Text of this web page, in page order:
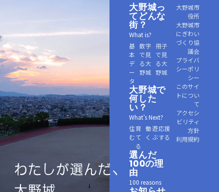
大野城っ
てどんな
街？
What is?
基
本
デ
ー
タ
数字
で見
る大
野城
冊子
で見
る大
野城
大野城で
何した
い？
What’s Next?
住
む
育
て
る
働
く
遊
ぶ
応援
する
選んだ
100の理
由
100 reasons
大野城市
役所
大野城市
にぎわい
づくり協
議会
プライバ
シーポリ
シー
このサイ
トについ
て
アクセシ
ビリティ
方針
利用規約